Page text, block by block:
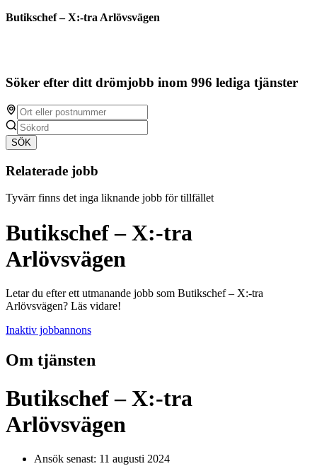
Butikschef – X:-tra Arlövsvägen
Söker efter ditt drömjobb inom 996 lediga tjänster
SÖK
Relaterade jobb
Tyvärr finns det inga liknande jobb för tillfället
Butikschef – X:-tra
Arlövsvägen
Letar du efter ett utmanande jobb som Butikschef – X:-tra
Arlövsvägen? Läs vidare!
Inaktiv jobbannons
Om tjänsten
Butikschef – X:-tra
Arlövsvägen
Ansök senast: 11 augusti 2024